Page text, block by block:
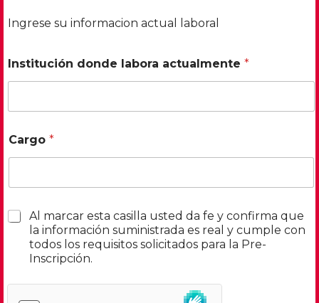
Ingrese su informacion actual laboral
Institución donde labora actualmente *
Cargo *
C
r
Al marcar esta casilla usted da fe y confirma que
la información suministrada es real y cumple con
todos los requisitos solicitados para la Pre-
Inscripción.